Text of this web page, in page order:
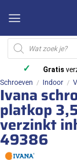
naar
inhoud
Producten
zoeken
✓ Gratis
Schroeven / Indoor /
Ivana
platkop
verzinkt
49386